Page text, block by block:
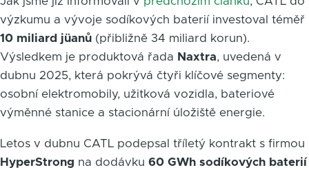
výzkumu a vývoje sodíkových baterií investoval téměř
10 miliard jüanů (přibližně 34 miliard korun).
Výsledkem je produktová řada Naxtra, uvedená v
dubnu 2025, která pokrývá čtyři klíčové segmenty:
osobní elektromobily, užitková vozidla, bateriové
výměnné stanice a stacionární úložiště energie.
Letos v dubnu CATL podepsal tříletý kontrakt s firmou
HyperStrong na dodávku 60 GWh sodíkových baterií